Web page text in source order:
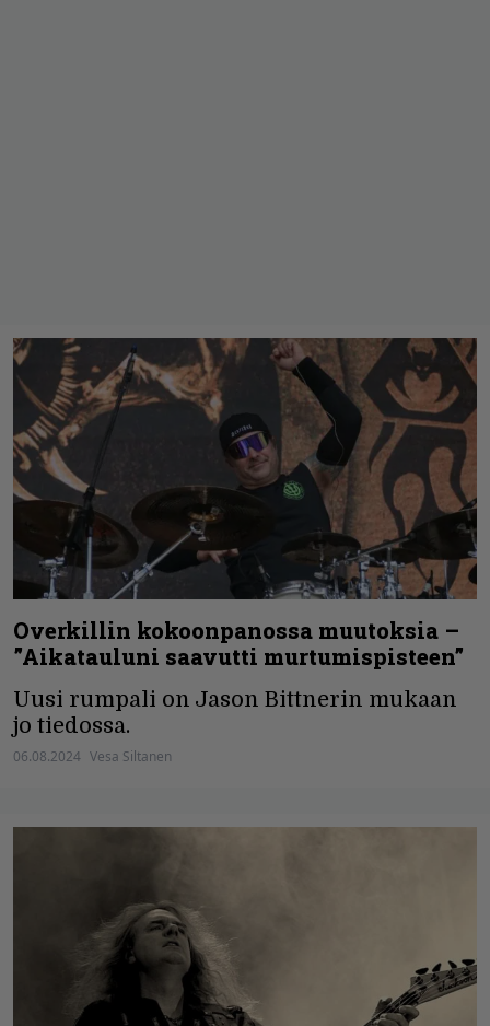
Overkillin kokoonpanossa muutoksia –
”Aikatauluni saavutti murtumispisteen”
Uusi rumpali on Jason Bittnerin mukaan
jo tiedossa.
06.08.2024 Vesa Siltanen